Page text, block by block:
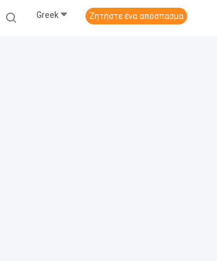
Greek Ζητήστε ένα απόσπασμα